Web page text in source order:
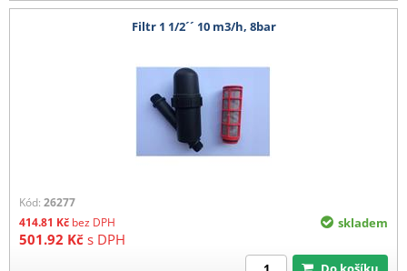
Filtr 1 1/2´´ 10 m3/h, 8bar
Kód: 26277
414.81 Kč bez DPH
501.92 Kč s DPH
skladem